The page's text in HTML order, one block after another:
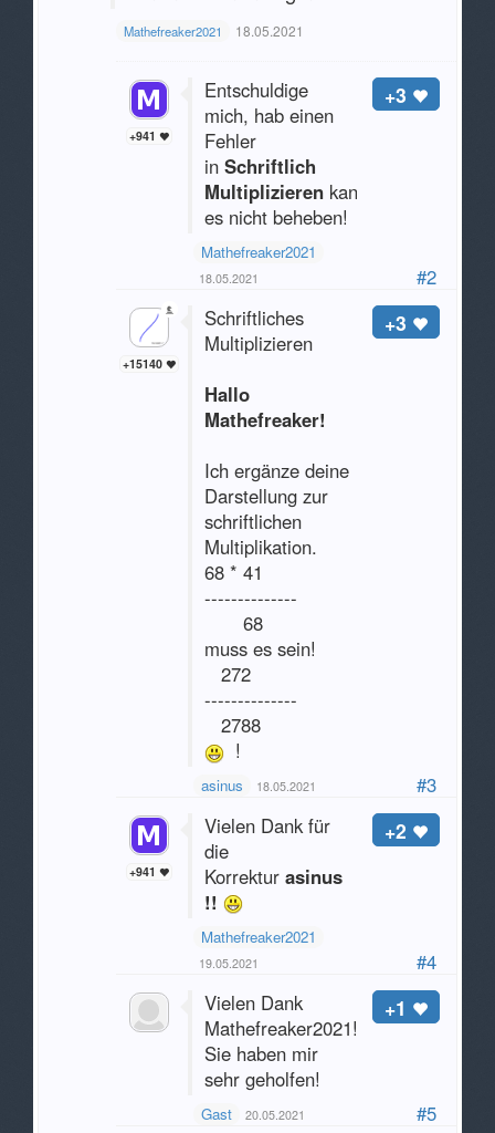
Mathefreaker2021 18.05.2021
#2
+941
+3
Entschuldige
mich, hab einen
Fehler
in Schriftlich
Multiplizieren kann
es nicht beheben!
Mathefreaker2021
18.05.2021
#3
+15140
+3
Schriftliches
Multiplizieren
Hallo
Mathefreaker!
Ich ergänze deine
Darstellung zur
schriftlichen
Multiplikation.
68 * 41
--------------
68 So
muss es sein!
272
--------------
2788
!
asinus 18.05.2021
#4
+941
+2
Vielen Dank für
die
Korrektur asinus
!!
Mathefreaker2021
19.05.2021
#5
+1
Vielen Dank
Mathefreaker2021!
Sie haben mir
sehr geholfen!
Gast 20.05.2021